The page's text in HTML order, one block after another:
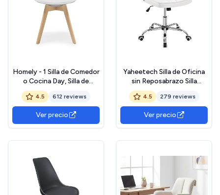
Homely - 1 Silla de Comedor
o Cocina Day, Silla de
diseño nórdico, Asiento de
Polipropileno, Patas de
Madera de Haya, Respaldo
ergonómico, Color Blanco
4.5 612 reviews
Ver precio
Yaheetech Silla de Oficina
sin Reposabrazo Silla
Oficina Tapizada de Cuero
PU Silla con Ruedas Silla
Ergonomica Base Metal
Blanca
4.5 279 reviews
Ver precio